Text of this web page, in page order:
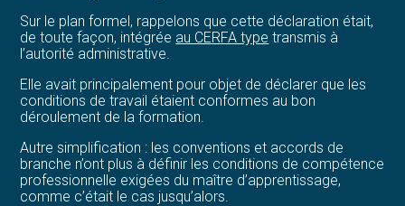
Sur le plan formel, rappelons que cette déclaration était,
de toute façon, intégrée au CERFA type transmis à
l’autorité administrative.
Elle avait principalement pour objet de déclarer que les
conditions de travail étaient conformes au bon
déroulement de la formation.
Autre simplification : les conventions et accords de
branche n’ont plus à définir les conditions de compétence
professionnelle exigées du maître d’apprentissage,
comme c’était le cas jusqu’alors.